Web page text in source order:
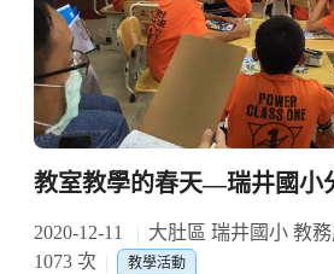
教室教學的春天—瑞井國小
2020-12-11 大肚區 瑞井國小 教
1073 次
教學活動